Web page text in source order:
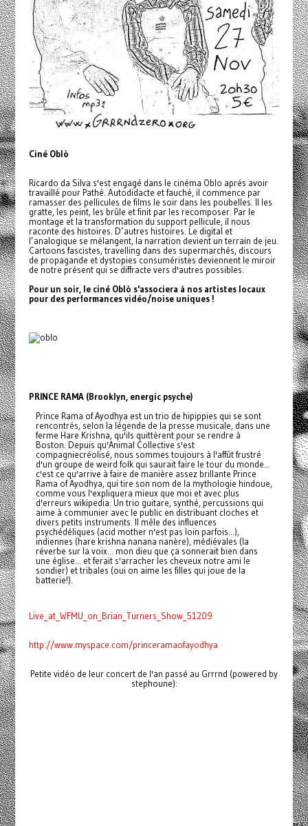
Ciné Oblò
Ricardo da Silva s'est engagé dans le cinéma Oblo aprés avoir
travaillé pour Pathé. Autodidacte et fauché, il commence par
ramasser des pellicules de films le soir dans les poubelles. Il les
gratte, les peint, les brûle et finit par les recomposer. Par le
montage et la transformation du support pellicule, il nous
raconte des histoires. D’autres histoires. Le digital et
l’analogique se mélangent, la narration devient un terrain de jeu.
Cartoons fascistes, travelling dans des supermarchés, discours
de propagande et dystopies consuméristes deviennent le miroir
de notre présent qui se diffracte vers d'autres possibles.
Pour un soir, le ciné Oblò s'associera à nos artistes locaux
pour des performances vidéo/noise uniques !
PRINCE RAMA (Brooklyn, energic psyche)
Prince Rama of Ayodhya est un trio de hipippies qui se sont
rencontrés, selon la légende de la presse musicale, dans une
ferme Hare Krishna, qu'ils quittèrent pour se rendre à
Boston. Depuis qu'Animal Collective s'est
compagniecréolisé, nous sommes toujours à l'affût frustré
d'un groupe de weird folk qui saurait faire le tour du monde...
c'est ce qu'arrive à faire de manière assez brillante Prince
Rama of Ayodhya, qui tire son nom de la mythologie hindoue,
comme vous l'expliquera mieux que moi et avec plus
d'erreurs wikipedia. Un trio guitare, synthé, percussions qui
aime à communier avec le public en distribuant cloches et
divers petits instruments. Il mêle des influences
psychédéliques (acid mother n'est pas loin parfois...),
indiennes (hare krishna nanana nanère), médiévales (la
réverbe sur la voix... mon dieu que ça sonnerait bien dans
une église... et ferait s'arracher les cheveux notre ami le
sondier) et tribales (oui on aime les filles qui joue de la
batterie!).
Live_at_WFMU_on_Brian_Turners_Show_51209
http://www.myspace.com/princeramaofayodhya
Petite vidéo de leur concert de l'an passé au Grrrnd (powered by
stephoune):